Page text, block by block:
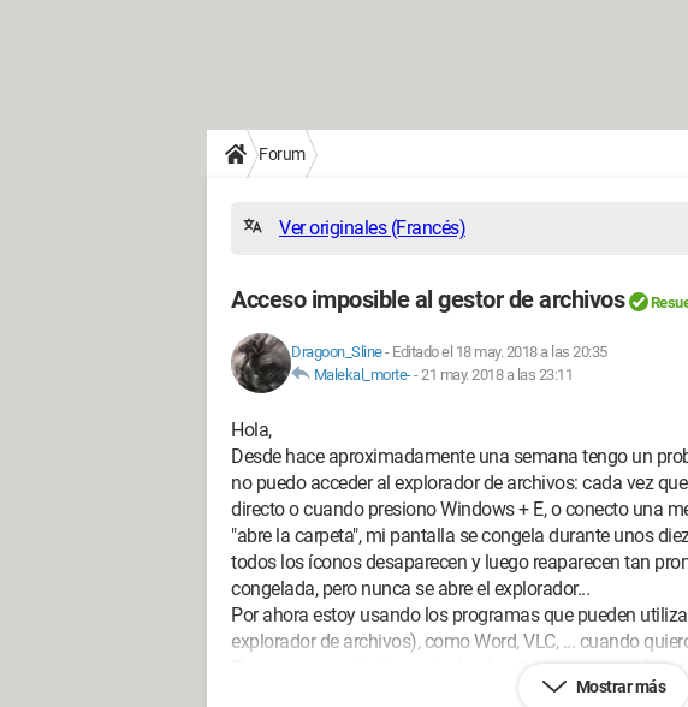
Forum
Ver originales (Francés)
Acceso imposible al gestor de archivos
Dragoon_Sline- Editado el 18 may. 2018 a las 20:35
Malekal_morte--21 may. 2018 a las 23:11
Hola,
Desde hace aproximadamente una semana tengo un
no puedo acceder al explorador de archivos: cada vez
directo o cuando presiono Windows + E, o conecto una
"abre la carpeta", mi pantalla se congela durante unos
todos los íconos desaparecen y luego reaparecen tan
congelada, pero nunca se abre el explorador...
Por ahora estoy usando los programas que pueden
explorador de archivos), como Word, VLC, ... cuando
Porque sorprendentemente, desde estos programas (o
internet) el explorador funciona! Admito que no sé muy
Mostrar más